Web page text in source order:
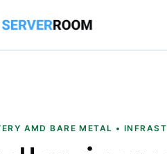
AMD BARE METAL •